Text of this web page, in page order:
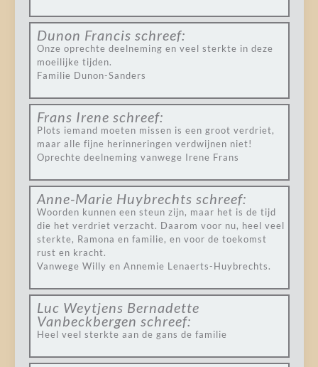
Dunon Francis schreef:
Onze oprechte deelneming en veel sterkte in deze
moeilijke tijden.
Familie Dunon-Sanders
Frans Irene schreef:
Plots iemand moeten missen is een groot verdriet,
maar alle fijne herinneringen verdwijnen niet!
Oprechte deelneming vanwege Irene Frans
Anne-Marie Huybrechts schreef:
Woorden kunnen een steun zijn, maar het is de tijd
die het verdriet verzacht. Daarom voor nu, heel veel
sterkte, Ramona en familie, en voor de toekomst
rust en kracht.
Vanwege Willy en Annemie Lenaerts-Huybrechts.
Luc Weytjens Bernadette
Vanbeckbergen schreef:
Heel veel sterkte aan de gans de familie